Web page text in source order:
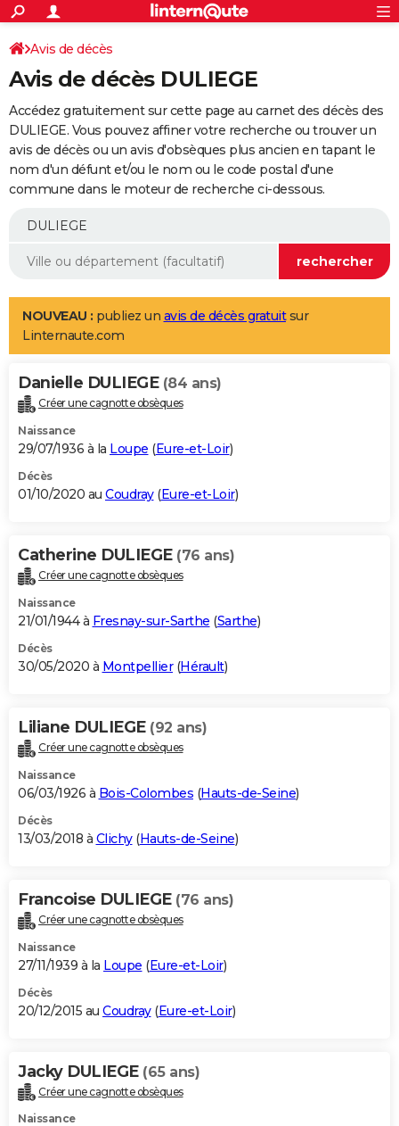
ACTUALITÉS
Politique
Société
Faits Divers
Education
Monde
Villes
+
SPORT
Coupe du monde 2026
Football
Tennis
Cyclisme
Rugby
Forum
Programme TV
TNT
Streaming
Cinéma
Sorties cinéma
Musique
+
FINANCE
Retraite
Epargne
Immobilier
Risques naturels par ville
Banque
Assurance
AUTO
Essais
Réserver un essai
Citadines
Berlines
SUV
Forum auto
+
Mobiles
Meilleur smartphone
Internet
Ordinateurs
Jeux vidéo
Guide high-tech
Aménagement intérieur
LIFESTYLE
Art de vivre
Bien-être
Loisirs
Mode
Modes de vie
Alimentation
Guide de la santé
Maladies
Médicaments
Sommeil
VOYAGE
Destinations
City break
Voyage nature
Voyage de noces
Forum
Climat
+PHOTO
GUIDES D'ACHAT
BONS PLANS
Carte de Noël
Carte Bonne année
Carte Saint-Valentin
Carte Pâques
Carte d'anniversaire
DICTIONNAIRE
Dictionnaire
Biographies
Citations
Expressions
Proverbes
PROGRAMME TV
S'inscrire
Se connecter
Lycées
Collèges
Primaires
Universités
Entreprises
Service militaire
Avis de recherche
AVIS DE DÉCÈS
Bricolage
Lifestyle
Culture
Sport
Auto
Television
Voyage
Cinema
Avis de décès
Avis de décès DULIEGE
Accédez gratuitement sur cette page au carnet des décès des
DULIEGE. Vous pouvez affiner votre recherche ou trouver un
avis de décès ou un avis d'obsèques plus ancien en tapant le
nom d'un défunt et/ou le nom ou le code postal d'une
commune dans le moteur de recherche ci-dessous.
NOUVEAU : publiez un avis de décès gratuitsur
Linternaute.com
Danielle DULIEGE (84 ans)
Créer une cagnotte obsèques
Naissance
29/07/1936 à la Loupe (Eure-et-Loir)
Décès
01/10/2020 au Coudray(Eure-et-Loir)
Catherine DULIEGE (76 ans)
Créer une cagnotte obsèques
Naissance
21/01/1944 à Fresnay-sur-Sarthe (Sarthe)
Décès
30/05/2020 à Montpellier(Hérault)
Liliane DULIEGE (92 ans)
Créer une cagnotte obsèques
Naissance
06/03/1926 à Bois-Colombes (Hauts-de-Seine)
Décès
13/03/2018 à Clichy(Hauts-de-Seine)
Francoise DULIEGE (76 ans)
Créer une cagnotte obsèques
Naissance
27/11/1939 à la Loupe (Eure-et-Loir)
Décès
20/12/2015 au Coudray(Eure-et-Loir)
Jacky DULIEGE (65 ans)
Créer une cagnotte obsèques
Naissance